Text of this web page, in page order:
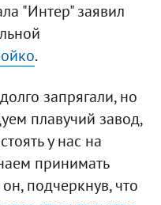
"Интер" заявил
.
запрягали, но
плавучий завод,
у нас на
принимать
подчеркнув, что